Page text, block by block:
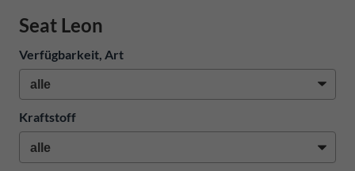
Seat Leon
Verfügbarkeit, Art
Kraftstoff